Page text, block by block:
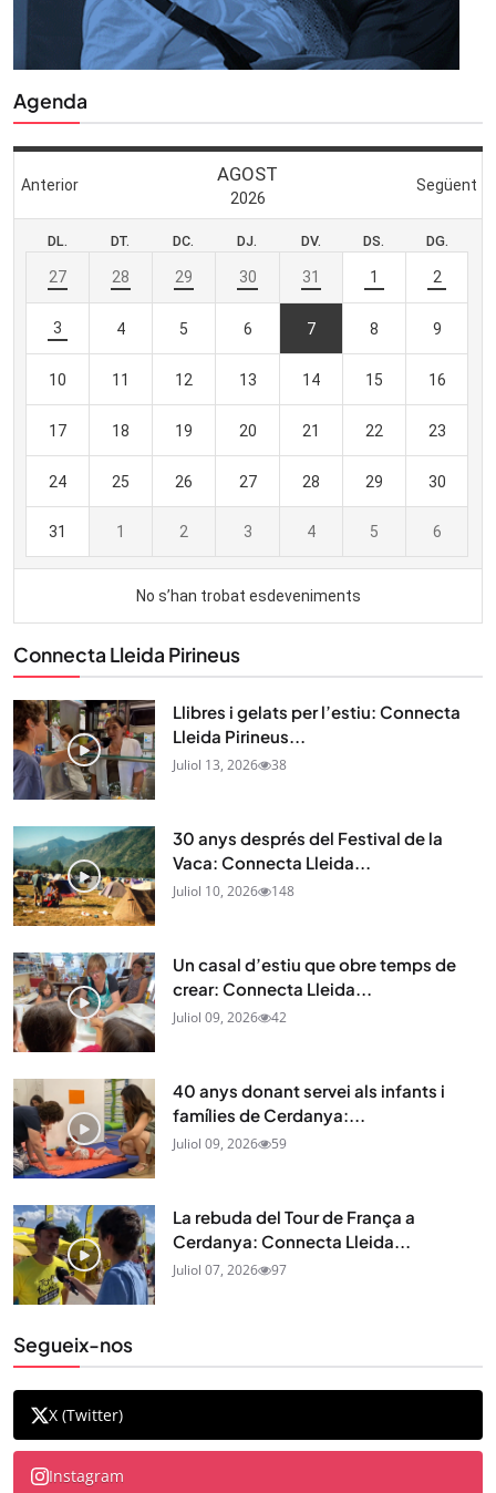
Agenda
Connecta Lleida Pirineus
Llibres i gelats per l’estiu: Connecta
Lleida Pirineus...
Juliol 13, 2026 38
30 anys després del Festival de la
Vaca: Connecta Lleida...
Juliol 10, 2026 148
Un casal d’estiu que obre temps de
crear: Connecta Lleida...
Juliol 09, 2026 42
40 anys donant servei als infants i
famílies de Cerdanya:...
Juliol 09, 2026 59
La rebuda del Tour de França a
Cerdanya: Connecta Lleida...
Juliol 07, 2026 97
Segueix-nos
X (Twitter)
Instagram